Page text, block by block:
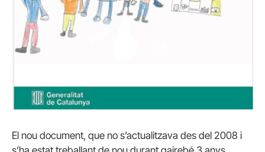
El nou document, que no s’actualitzava des del 2008 i